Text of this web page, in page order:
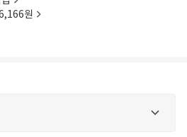
원